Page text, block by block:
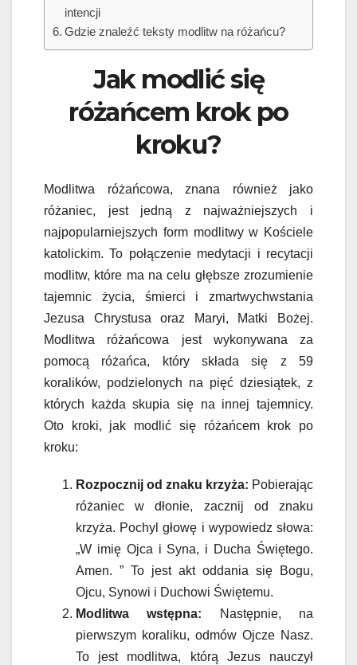
intencji
Gdzie znaleźć teksty modlitw na różańcu?
Jak modlić się
różańcem krok po
kroku?
Modlitwa różańcowa, znana również jako
różaniec, jest jedną z najważniejszych i
najpopularniejszych form modlitwy w Kościele
katolickim. To połączenie medytacji i recytacji
modlitw, które ma na celu głębsze zrozumienie
tajemnic życia, śmierci i zmartwychwstania
Jezusa Chrystusa oraz Maryi, Matki Bożej.
Modlitwa różańcowa jest wykonywana za
pomocą różańca, który składa się z 59
koralików, podzielonych na pięć dziesiątek, z
których każda skupia się na innej tajemnicy.
Oto kroki, jak modlić się różańcem krok po
kroku:
Rozpocznij od znaku krzyża: Pobierając
różaniec w dłonie, zacznij od znaku
krzyża. Pochyl głowę i wypowiedz słowa:
„W imię Ojca i Syna, i Ducha Świętego.
Amen. ” To jest akt oddania się Bogu,
Ojcu, Synowi i Duchowi Świętemu.
Modlitwa wstępna: Następnie, na
pierwszym koraliku, odmów Ojcze Nasz.
To jest modlitwa, którą Jezus nauczył